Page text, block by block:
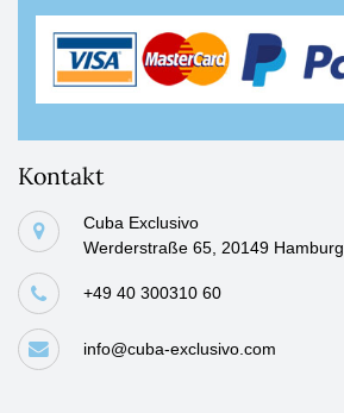
Kontakt
Cuba Exclusivo
Werderstraße 65, 20149 Hamburg
+49 40 300310 60
info@cuba-exclusivo.com